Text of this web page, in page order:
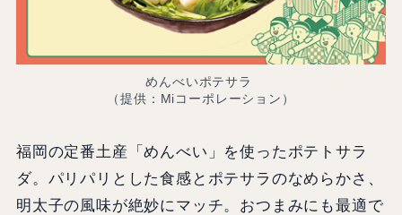
めんべいポテサラ
（提供：Miコーポレーション）
福岡の定番土産「めんべい」を使ったポテトサラ
ダ。パリパリとした食感とポテサラのなめらかさ、
明太子の風味が絶妙にマッチ。おつまみにも最適で